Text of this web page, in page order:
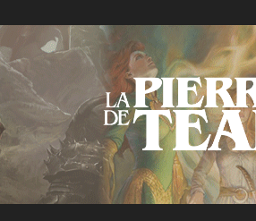
au
contenu